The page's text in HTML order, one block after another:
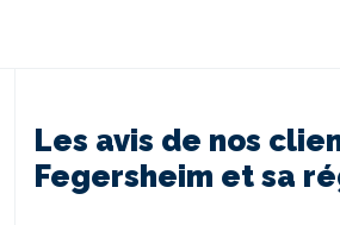
Les avis de nos
Fegersheim et sa